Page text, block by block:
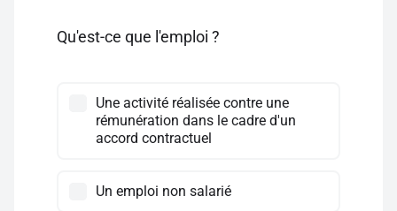
Qu'est-ce que l'emploi ?
Une activité réalisée contre une
rémunération dans le cadre d'un
accord contractuel
Un emploi non salarié